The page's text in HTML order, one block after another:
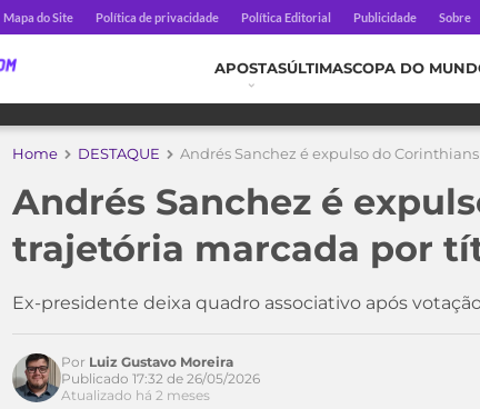
Mapa do Site Política de privacidade Política Editorial Publicidade Sobre
APOSTASÚLTIMASCOPA DO
Home DESTAQUE Andrés Sanchez é expulso do
Andrés Sanchez é
trajetória marcada por
Ex-presidente deixa quadro associativo após
Por Luiz Gustavo Moreira
Publicado 17:32 de 26/05/2026
Atualizado há 2 meses